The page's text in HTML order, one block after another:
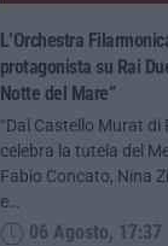
L’Orchestra
protagonista su Rai
Notte del Mare”
“Dal Castello Murat
celebra la tutela del
Fabio Concato, Nina
e…
06 Agosto, 17:37